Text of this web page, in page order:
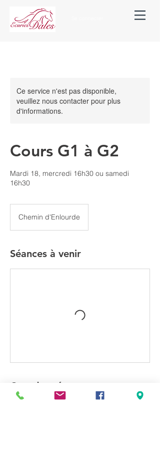
Ce service n'est pas disponible,
veuillez nous contacter pour plus
d'informations.
Cours G1 à G2
Mardi 18, mercredi 16h30 ou samedi
16h30
Chemin d'Enlourde
Séances à venir
Coordonnées